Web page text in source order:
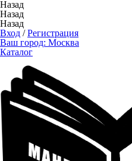
Назад
Назад
Назад
Вход /Регистрация
Ваш город: Москва
Каталог